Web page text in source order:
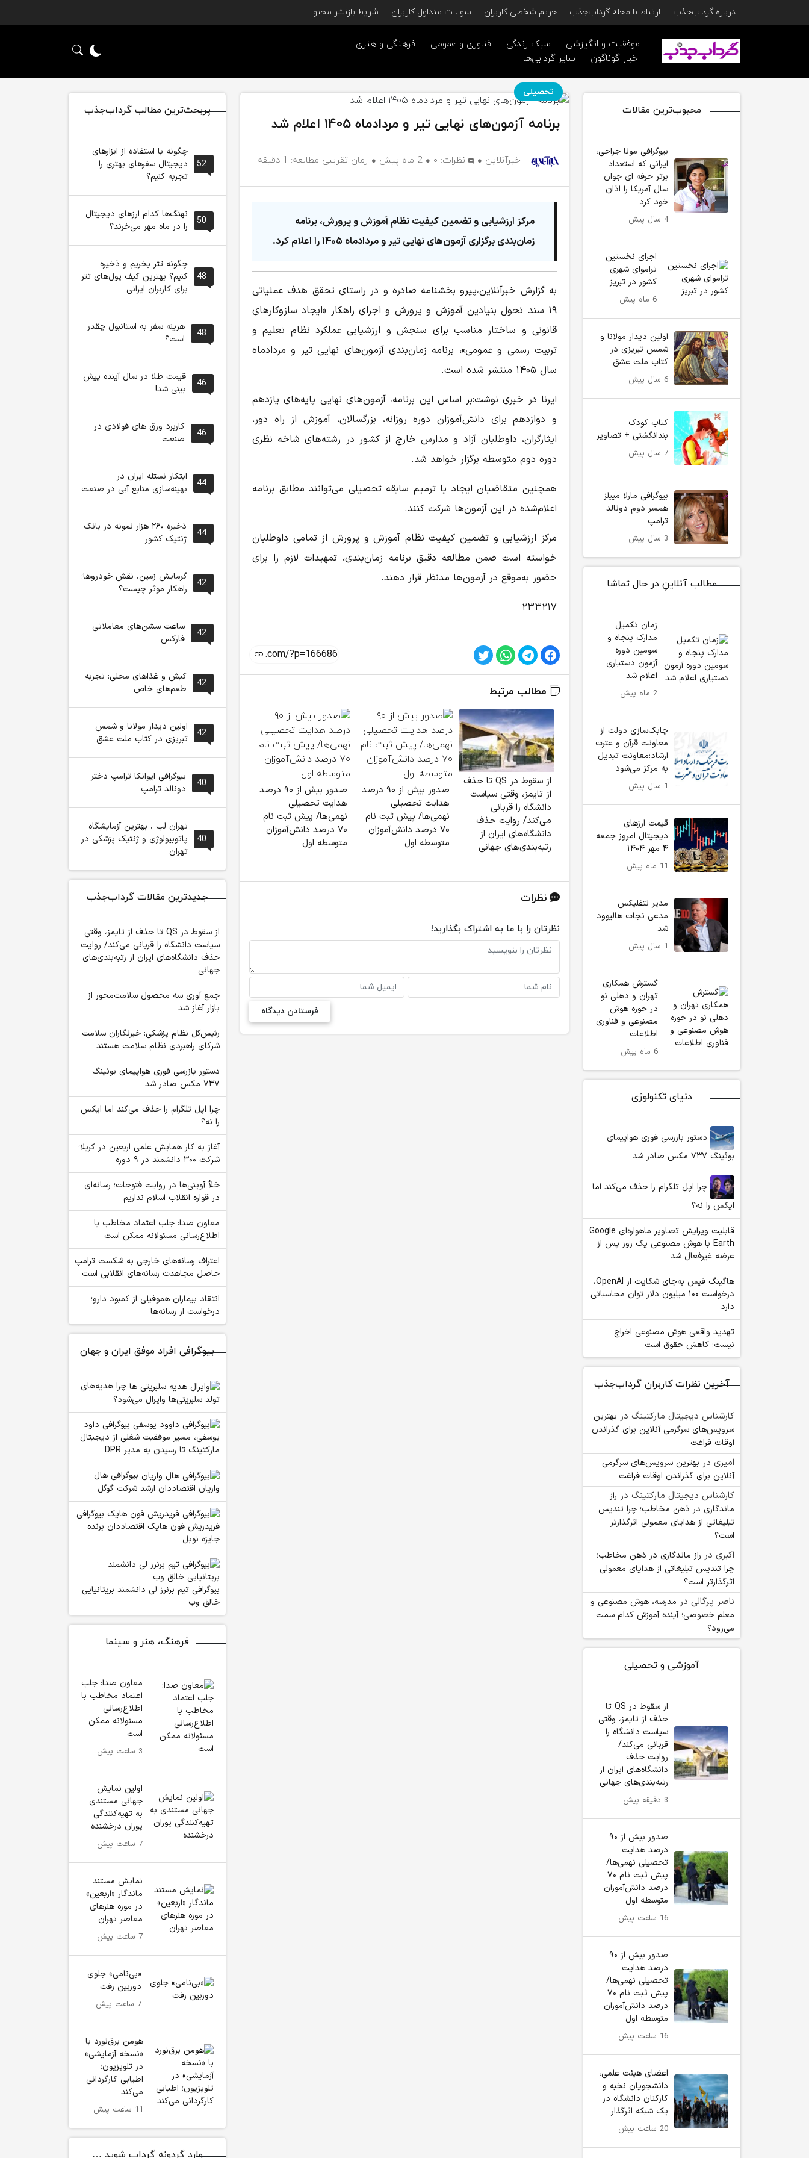
درباره گرداب‌جذب ارتباط با مجله گرداب‌جذب حریم شخصی کاربران سوالات متداول کاربران شرایط بازنشر محتوا
موفقیت و انگیزشی سبک زندگی فناوری و عمومی
فرهنگی و هنری
اخبار گوناگون
سایر گردابی‌ها
محبوب‌ترین مقالات
بیوگرافی مونا جراحی،
ایرانی که استعداد
برتر حرفه ای جوان
سال آمریکا را اذان
خود کرد
4 سال پیش
اجرای نخستین
تراموای شهری
کشور در تبریز
6 ماه پیش
اولین دیدار مولانا و
شمس تبریزی در
کتاب ملت عشق
6 سال پیش
کتاب کودک
بندانگشتی + تصاویر
7 سال پیش
بیوگرافی مارلا میپلز
همسر دوم دونالد
ترامپ
3 سال پیش
مطالب آنلاینِ در حال تماشا
زمان تکمیل
مدارک پنجاه و
سومین دوره
آزمون دستیاری
اعلام شد
2 ماه پیش
چابک‌سازی دولت از
معاونت قرآن و عترت
ارشاد؛معاونت تبدیل
به مرکز می‌شود
1 سال پیش
قیمت ارزهای
دیجیتال امروز جمعه
۴ مهر ۱۴۰۴
11 ماه پیش
مدیر نتفلیکس
مدعی نجات هالیوود
شد
1 سال پیش
گسترش همکاری‌
تهران و دهلی نو
در حوزه هوش
مصنوعی و فناوری
اطلاعات
6 ماه پیش
دنیای تکنولوژی
دستور بازرسی فوری هواپیمای
بوئینگ ۷۳۷ مکس صادر شد
چرا اپل تلگرام را حذف می‌کند اما
ایکس را نه؟
قابلیت ویرایش تصاویر ماهواره‌ای Google
Earth با هوش مصنوعی یک روز پس از
عرضه غیرفعال شد
هاگینگ فیس به‌جای شکایت از OpenAI،
درخواست ۱۰۰ میلیون دلار توان محاسباتی
دارد
تهدید واقعی هوش مصنوعی اخراج
نیست؛ کاهش حقوق است
آخرین نظرات کاربران گرداب‌جذب
کارشناس دیجیتال مارکتینگ در بهترین
سرویس‌های سرگرمی آنلاین برای گذراندن
اوقات فراغت
امیری در بهترین سرویس‌های سرگرمی
آنلاین برای گذراندن اوقات فراغت
کارشناس دیجیتال مارکتینگ در راز
ماندگاری در ذهن مخاطب؛ چرا تندیس
تبلیغاتی از هدایای معمولی اثرگذارتر
است؟
اکبری در راز ماندگاری در ذهن مخاطب؛
چرا تندیس تبلیغاتی از هدایای معمولی
اثرگذارتر است؟
ناصر پرگالی در مدرسه، هوش مصنوعی و
معلم خصوصی؛ آینده آموزش کدام سمت
می‌رود؟
آموزشی و تحصیلی
از سقوط در QS تا
حذف از تایمز، وقتی
سیاست دانشگاه را
قربانی می‌کند/
روایت حذف
دانشگاه‌های ایران از
رتبه‌بندی‌های جهانی
3 دقیقه پیش
صدور بیش از ۹۰
درصد هدایت
تحصیلی نهمی‌ها/
پیش ثبت نام ۷۰
درصد دانش‌آموزان
متوسطه اول
16 ساعت پیش
صدور بیش از ۹۰
درصد هدایت
تحصیلی نهمی‌ها/
پیش ثبت نام ۷۰
درصد دانش‌آموزان
متوسطه اول
16 ساعت پیش
اعضای هیئت علمی،
دانشجویان نخبه و
کارکنان دانشگاه در
یک شبکه‌ اثرگذار
20 ساعت پیش
تحصیلی
برنامه آزمون‌های نهایی تیر و مردادماه ۱۴۰۵ اعلام شد
خبرآنلاین نظرات: ۰ 2 ماه پیش زمان تقریبی مطالعه: 1 دقیقه
مرکز ارزشیابی و تضمین کیفیت نظام آموزش و پرورش، برنامه
زمان‌بندی برگزاری آزمون‌های نهایی تیر و مردادماه ۱۴۰۵ را اعلام کرد.
به گزارش خبرآنلاین،پیرو بخشنامه صادره و در راستای تحقق هدف عملیاتی
۱۹ سند تحول بنیادین آموزش و پرورش و اجرای راهکار «ایجاد سازوکارهای
قانونی و ساختار مناسب برای سنجش و ارزشیابی عملکرد نظام تعلیم و
تربیت رسمی و عمومی»، برنامه زمان‌بندی آزمون‌های نهایی تیر و مردادماه
سال ۱۴۰۵ منتشر شده است.
ایرنا در خبری نوشت:بر اساس این برنامه، آزمون‌های نهایی پایه‌های یازدهم
و دوازدهم برای دانش‌آموزان دوره روزانه، بزرگسالان، آموزش از راه دور،
ایثارگران، داوطلبان آزاد و مدارس خارج از کشور در رشته‌های شاخه نظری
دوره دوم متوسطه برگزار خواهد شد.
همچنین متقاضیان ایجاد یا ترمیم سابقه تحصیلی می‌توانند مطابق برنامه
اعلام‌شده در این آزمون‌ها شرکت کنند.
مرکز ارزشیابی و تضمین کیفیت نظام آموزش و پرورش از تمامی داوطلبان
خواسته است ضمن مطالعه دقیق برنامه زمان‌بندی، تمهیدات لازم را برای
حضور به‌موقع در آزمون‌ها مدنظر قرار دهند.
۲۳۳۲۱۷
مطالب مرتبط
از سقوط در QS تا حذف
از تایمز، وقتی سیاست
دانشگاه را قربانی
می‌کند/ روایت حذف
دانشگاه‌های ایران از
رتبه‌بندی‌های جهانی
صدور بیش از ۹۰ درصد
هدایت تحصیلی
نهمی‌ها/ پیش ثبت نام
۷۰ درصد دانش‌آموزان
متوسطه اول
صدور بیش از ۹۰ درصد
هدایت تحصیلی
نهمی‌ها/ پیش ثبت نام
۷۰ درصد دانش‌آموزان
متوسطه اول
اعضای هیئت علمی،
دانشجویان نخبه و
کارکنان دانشگاه در یک
موضع وزارت بهداشت
درباره ظرفیت پزشکی
کنکور ۱۴۰۵
نظرات
نظرتان را با ما به اشتراک بگذارید!
پربحث‌ترین مطالب گرداب‌جذب
52
چگونه با استفاده از ابزارهای
دیجیتال سفرهای بهتری را
تجربه کنیم؟
50
نهنگ‌ها کدام ارزهای دیجیتال
را در ماه مهر می‌خرند؟
48
چگونه تتر بخریم و ذخیره
کنیم؟ بهترین کیف پول‌های تتر
برای کاربران ایرانی
48
هزینه سفر به استانبول چقدر
است؟
46
قیمت طلا در سال آینده پیش
بینی شد!
46
کاربرد ورق های فولادی در
صنعت
44
ابتکار نستله ایران در
بهینه‌سازی منابع آبی در صنعت
44
ذخیره ۲۶۰ هزار نمونه در بانک
ژنتیک کشور
42
گرمایش زمین، نقش خودروها؛
راهکار موثر چیست؟
42
ساعت سشن‌های معاملاتی
فارکس
42
کیش و غذاهای محلی: تجربه
طعم‌های خاص
42
اولین دیدار مولانا و شمس
تبریزی در کتاب ملت عشق
40
بیوگرافی ایوانکا ترامپ دختر
دونالد ترامپ
40
تهران لب ، بهترین آزمایشگاه
پاتوبیولوژی و ژنتیک پزشکی در
تهران
جدیدترین مقالات گرداب‌جذب
از سقوط در QS تا حذف از تایمز، وقتی
سیاست دانشگاه را قربانی می‌کند/ روایت
حذف دانشگاه‌های ایران از رتبه‌بندی‌های
جهانی
جمع آوری سه محصول سلامت‌محور از
بازار آغاز شد
رئیس‌کل نظام پزشکی: خبرنگاران سلامت
شرکای راهبردی نظام سلامت هستند
دستور بازرسی فوری هواپیمای بوئینگ
۷۳۷ مکس صادر شد
چرا اپل تلگرام را حذف می‌کند اما ایکس
را نه؟
آغاز به کار همایش علمی اربعین در کربلا؛
شرکت ۳۰۰ دانشمند در ۹ دوره
خلأ آوینی‌ها در روایت فتوحات؛ رسانه‌ای
در قواره انقلاب اسلام نداریم
معاون صدا: جلب اعتماد مخاطب با
اطلاع‌رسانی مسئولانه ممکن است
اعتراف رسانه‌های خارجی به شکست ترامپ
حاصل مجاهدت رسانه‌های انقلابی است
انتقاد بیماران هموفیلی از کمبود دارو؛
درخواست از رسانه‌ها
بیوگرافی افراد موفق ایران و جهان
چرا هدیه‌های
تولد سلبریتی‌ها وایرال می‌شود؟
بیوگرافی داود
یوسفی، مسیر موفقیت شغلی از دیجیتال
مارکتینگ تا رسیدن به مدیر DPR
بیوگرافی هال
واریان اقتصاددان ارشد شرکت گوگل
بیوگرافی
فریدریش فون هایک اقتصاددان برنده
جایزه نوبل
بیوگرافی تیم برنرز لی دانشمند بریتانیایی
خالق وب
فرهنگ، هنر و سینما
معاون صدا: جلب
اعتماد مخاطب با
اطلاع‌رسانی
مسئولانه ممکن
است
3 ساعت پیش
اولین نمایش
جهانی مستندی
به تهیه‌کنندگی
پوران درخشنده
7 ساعت پیش
نمایش مستند
ماندگار «اربعین»
در موزه هنرهای
معاصر تهران
7 ساعت پیش
«بی‌نامی» جلوی
دوربین رفت
7 ساعت پیش
هومن برق‌نورد با
«نسخه آزمایشی»
در تلویزیون؛
اطیابی کارگردانی
می‌کند
11 ساعت پیش
وارد گردونه گرداب شوید …